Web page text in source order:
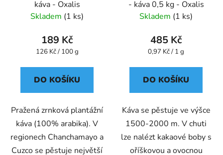
káva - Oxalis
Skladem (1 ks)
189 Kč
Měrná
126 Kč / 100 g
DO KOŠÍKU
Pražená zrnková plantážní
káva (100% arabika). V
regionech Chanchamayo a
Cuzco se pěstuje největší
- káva 0,5 kg - Oxalis
Skladem (1 ks)
485 Kč
Měrná
0,97 Kč / 1 g
DO KOŠÍKU
Káva se pěstuje ve výšce
1500-2000 m. V chuti
lze nalézt kakaové boby s
oříškovou a ovocnou